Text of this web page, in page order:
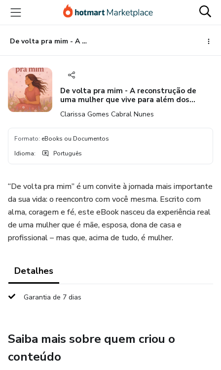
para
conteúdo
principal
para
pagamento
para
rodapé
De volta pra mim - A reconstrução de uma mulher que vive para além dos rótulos
De volta pra mim - A reconstrução de
uma mulher que vive para além dos
Clarissa Gomes Cabral Nunes
Formato: eBooks ou Documentos
Idioma: Português
“De volta pra mim” é um convite à jornada mais importante
da sua vida: o reencontro com você mesma. Escrito com
alma, coragem e fé, este eBook nasceu da experiência real
de uma mulher que é mãe, esposa, dona de casa e
profissional – mas que, acima de tudo, é mulher.
Detalhes
Garantia de 7 dias
Saiba mais sobre quem criou o
conteúdo